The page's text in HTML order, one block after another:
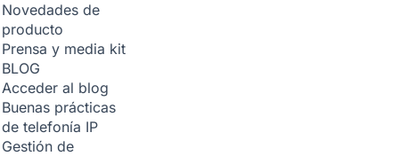
Novedades de
producto
Prensa y media kit
BLOG
Acceder al blog
Buenas prácticas
de telefonía IP
Gestión de